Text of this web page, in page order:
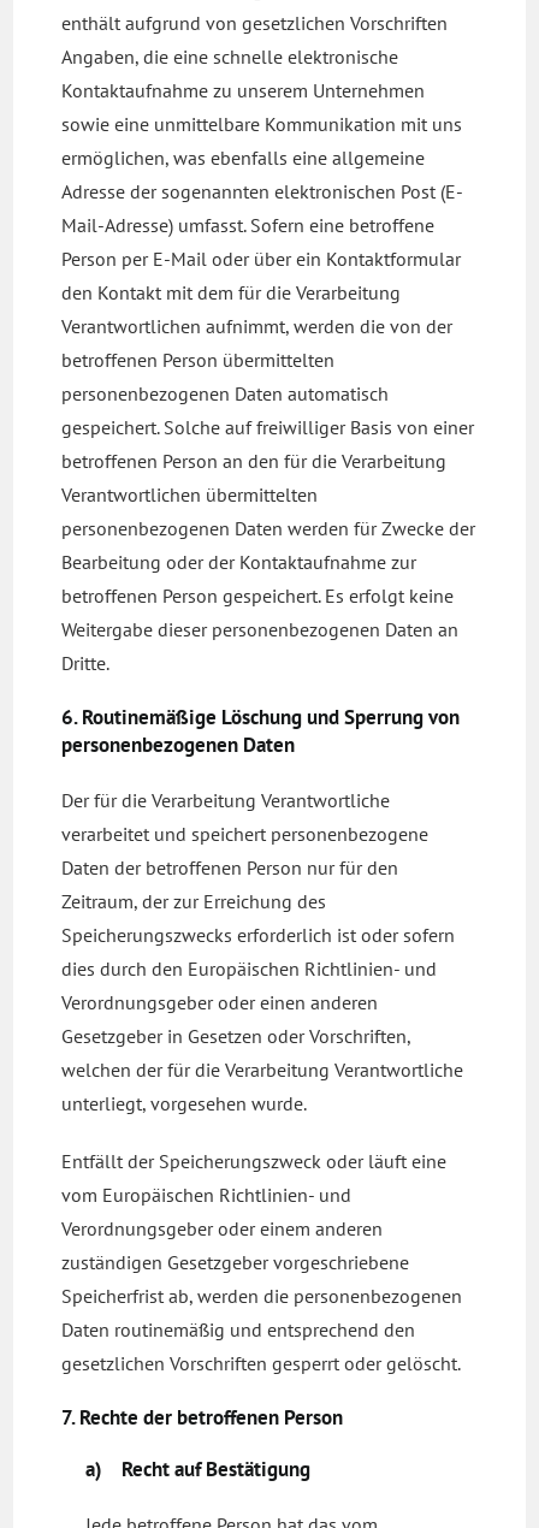
enthält aufgrund von gesetzlichen Vorschriften
Angaben, die eine schnelle elektronische
Kontaktaufnahme zu unserem Unternehmen
sowie eine unmittelbare Kommunikation mit uns
ermöglichen, was ebenfalls eine allgemeine
Adresse der sogenannten elektronischen Post (E-
Mail-Adresse) umfasst. Sofern eine betroffene
Person per E-Mail oder über ein Kontaktformular
den Kontakt mit dem für die Verarbeitung
Verantwortlichen aufnimmt, werden die von der
betroffenen Person übermittelten
personenbezogenen Daten automatisch
gespeichert. Solche auf freiwilliger Basis von einer
betroffenen Person an den für die Verarbeitung
Verantwortlichen übermittelten
personenbezogenen Daten werden für Zwecke der
Bearbeitung oder der Kontaktaufnahme zur
betroffenen Person gespeichert. Es erfolgt keine
Weitergabe dieser personenbezogenen Daten an
Dritte.
6. Routinemäßige Löschung und Sperrung von
personenbezogenen Daten
Der für die Verarbeitung Verantwortliche
verarbeitet und speichert personenbezogene
Daten der betroffenen Person nur für den
Zeitraum, der zur Erreichung des
Speicherungszwecks erforderlich ist oder sofern
dies durch den Europäischen Richtlinien- und
Verordnungsgeber oder einen anderen
Gesetzgeber in Gesetzen oder Vorschriften,
welchen der für die Verarbeitung Verantwortliche
unterliegt, vorgesehen wurde.
Entfällt der Speicherungszweck oder läuft eine
vom Europäischen Richtlinien- und
Verordnungsgeber oder einem anderen
zuständigen Gesetzgeber vorgeschriebene
Speicherfrist ab, werden die personenbezogenen
Daten routinemäßig und entsprechend den
gesetzlichen Vorschriften gesperrt oder gelöscht.
7. Rechte der betroffenen Person
a) Recht auf Bestätigung